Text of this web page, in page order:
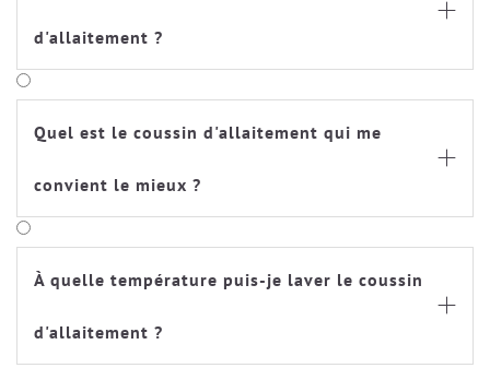
d'allaitement ?

Quel est le coussin d'allaitement qui me
convient le mieux ?

À quelle température puis-je laver le coussin
d'allaitement ?
